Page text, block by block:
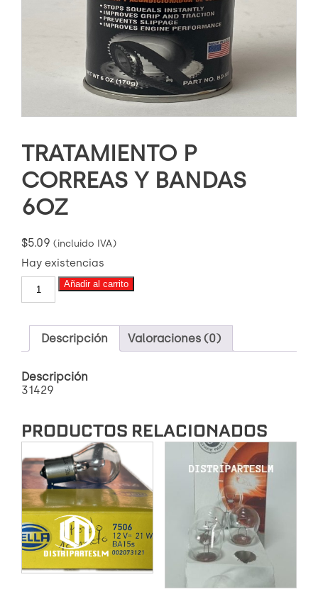
TRATAMIENTO P
CORREAS Y BANDAS
6OZ
$5.09 (incluido IVA)
Hay existencias
TRATAMIENTO
BANDAS
6OZ
Añadir al carrito
Descripción Valoraciones (0)
Descripción
31429
PRODUCTOS RELACIONADOS